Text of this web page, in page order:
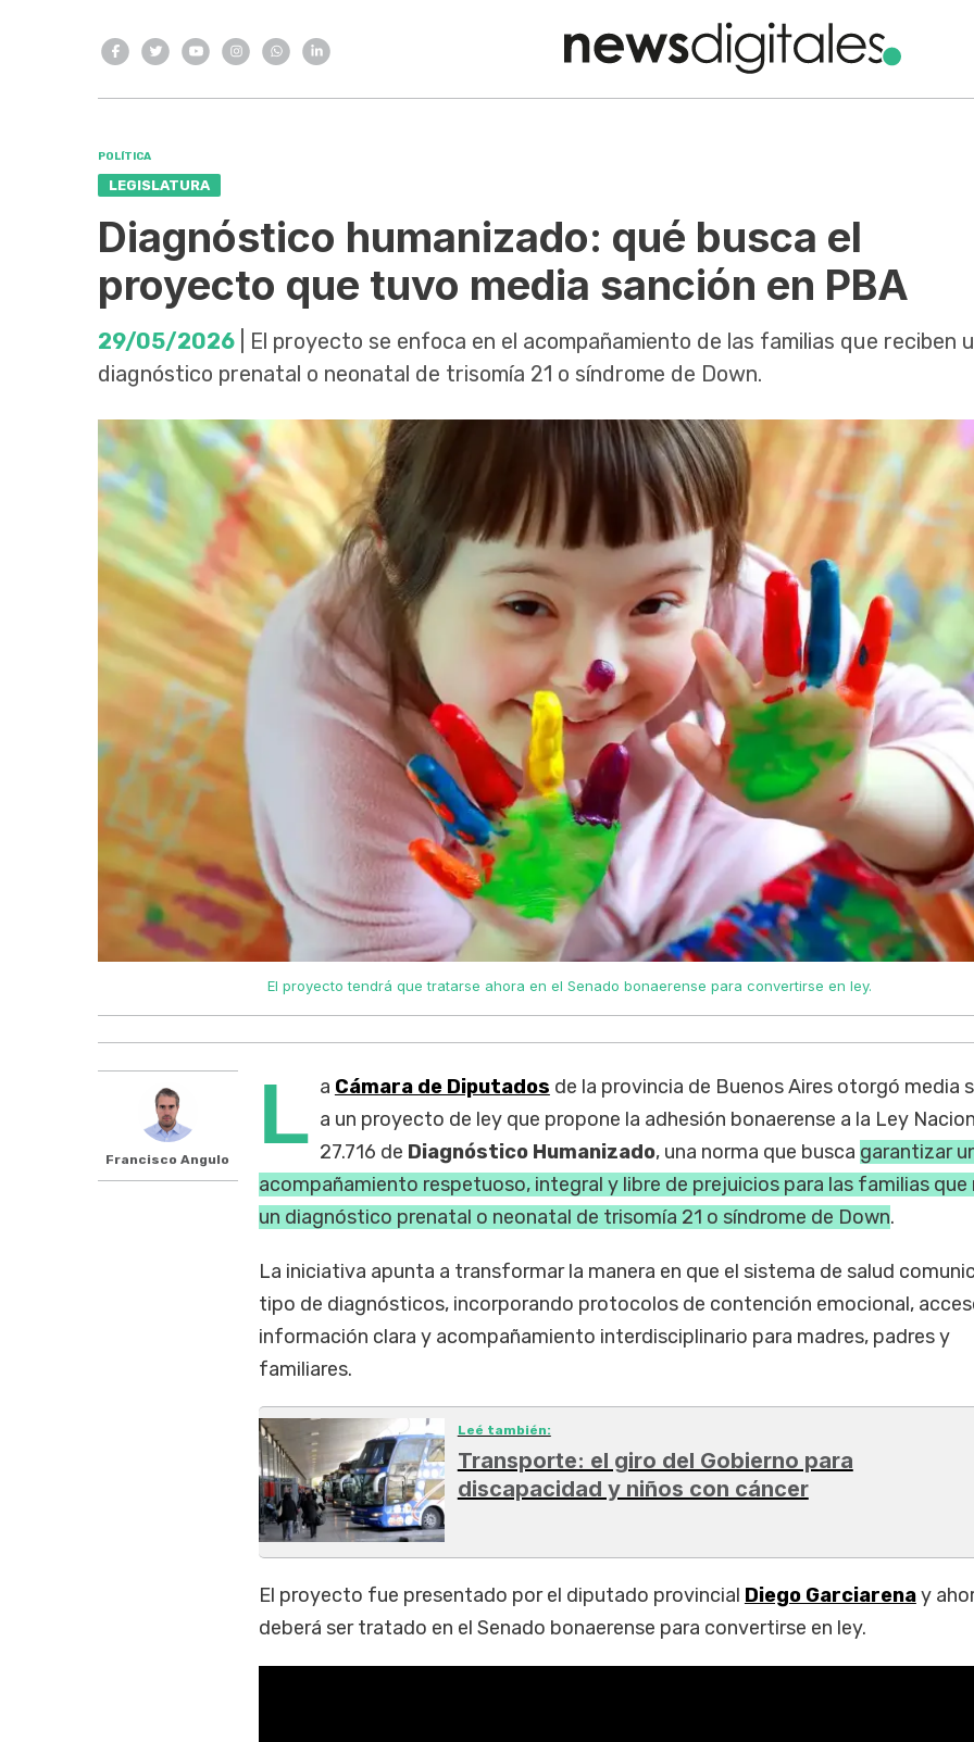
POLÍTICA
LEGISLATURA
Diagnóstico humanizado: qué busca el
proyecto que tuvo media sanción en PBA
29/05/2026 | El proyecto se enfoca en el acompañamiento de las familias que reciben
diagnóstico prenatal o neonatal de trisomía 21 o síndrome de Down.
El proyecto tendrá que tratarse ahora en el Senado bonaerense para convertirse en ley.
Francisco Angulo L a Cámara de Diputados de la provincia de Buenos Aires otorgó media
a un proyecto de ley que propone la adhesión bonaerense a la Ley
27.716 de Diagnóstico Humanizado, una norma que busca garantizar
acompañamiento respetuoso, integral y libre de prejuicios para las familias que
un diagnóstico prenatal o neonatal de trisomía 21 o síndrome de Down.
La iniciativa apunta a transformar la manera en que el sistema de salud
tipo de diagnósticos, incorporando protocolos de contención emocional,
información clara y acompañamiento interdisciplinario para madres, padres y
familiares.
Leé también:
Transporte: el giro del Gobierno para
discapacidad y niños con cáncer
El proyecto fue presentado por el diputado provincial Diego Garciarenay
deberá ser tratado en el Senado bonaerense para convertirse en ley.